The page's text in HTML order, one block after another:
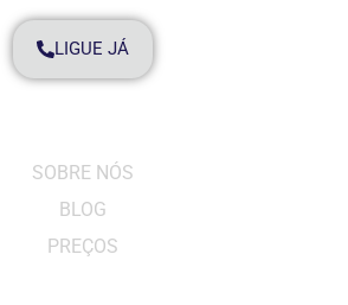
LIGUE JÁ
SOBRE NÓS
BLOG
PREÇOS